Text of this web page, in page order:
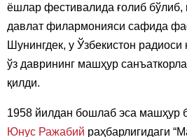
ёшлар фестивалида ғолиб бўлиб,
давлат филармонияси сафида
Шунингдек, у Ўзбекистон
ўз даврининг машҳур
қилди.
1958 йилдан бошлаб эса машҳур
Юнус Ражабий раҳбарлигидаги